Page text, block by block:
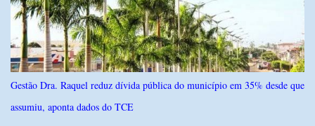
confiança de 95%. Registro no TSE: RN-09520/2026
Gestão Dra. Raquel reduz dívida pública do município em 35% desde que
assumiu, aponta dados do TCE